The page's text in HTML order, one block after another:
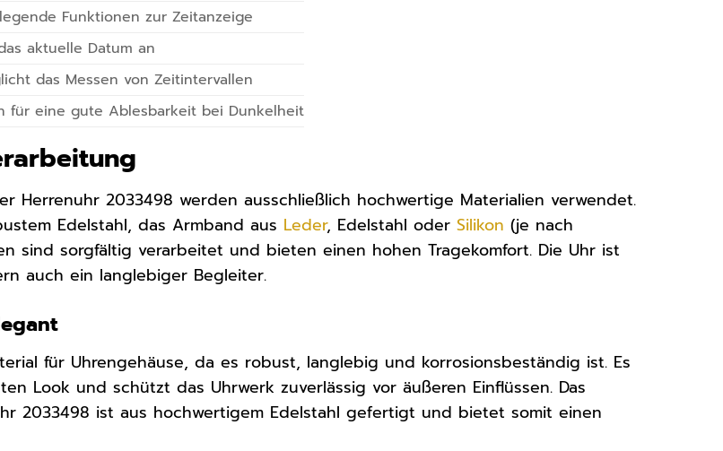
Funktionen zur Zeitanzeige
aktuelle Datum an
das Messen von Zeitintervallen
für eine gute Ablesbarkeit bei Dunkelheit
Herrenuhr 2033498 werden ausschließlich hochwertige Materialien verwendet.
Edelstahl, das Armband aus Leder, Edelstahl oderSilikon (je nach
sind sorgfältig verarbeitet und bieten einen hohen Tragekomfort. Die Uhr ist
auch ein langlebiger Begleiter.
für Uhrengehäuse, da es robust, langlebig und korrosionsbeständig ist. Es
Look und schützt das Uhrwerk zuverlässig vor äußeren Einflüssen. Das
2033498 ist aus hochwertigem Edelstahl gefertigt und bietet somit einen